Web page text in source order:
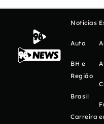
Notícias
Auto
BH e
Região
Brasil
Carreira